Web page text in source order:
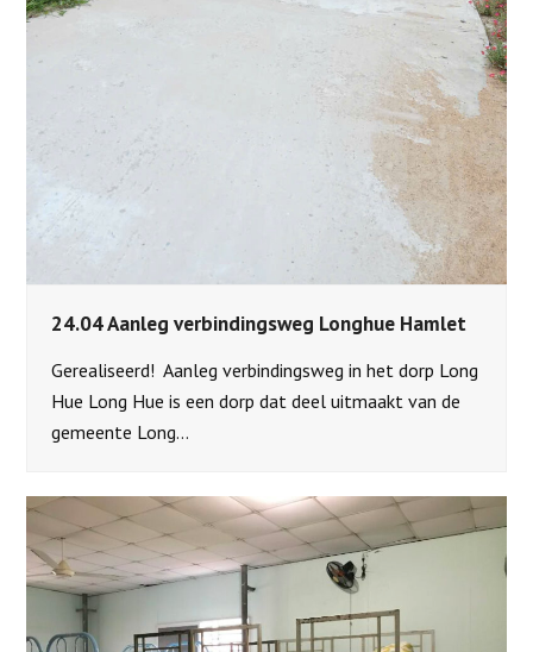
24.04 Aanleg verbindingsweg Longhue Hamlet
Gerealiseerd! Aanleg verbindingsweg in het dorp Long
Hue Long Hue is een dorp dat deel uitmaakt van de
gemeente Long…